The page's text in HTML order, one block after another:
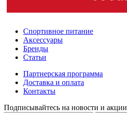
Спортивное питание
Аксессуары
Бренды
Статьи
Партнерская программа
Доставка и оплата
Контакты
Подписывайтесь на новости и акции